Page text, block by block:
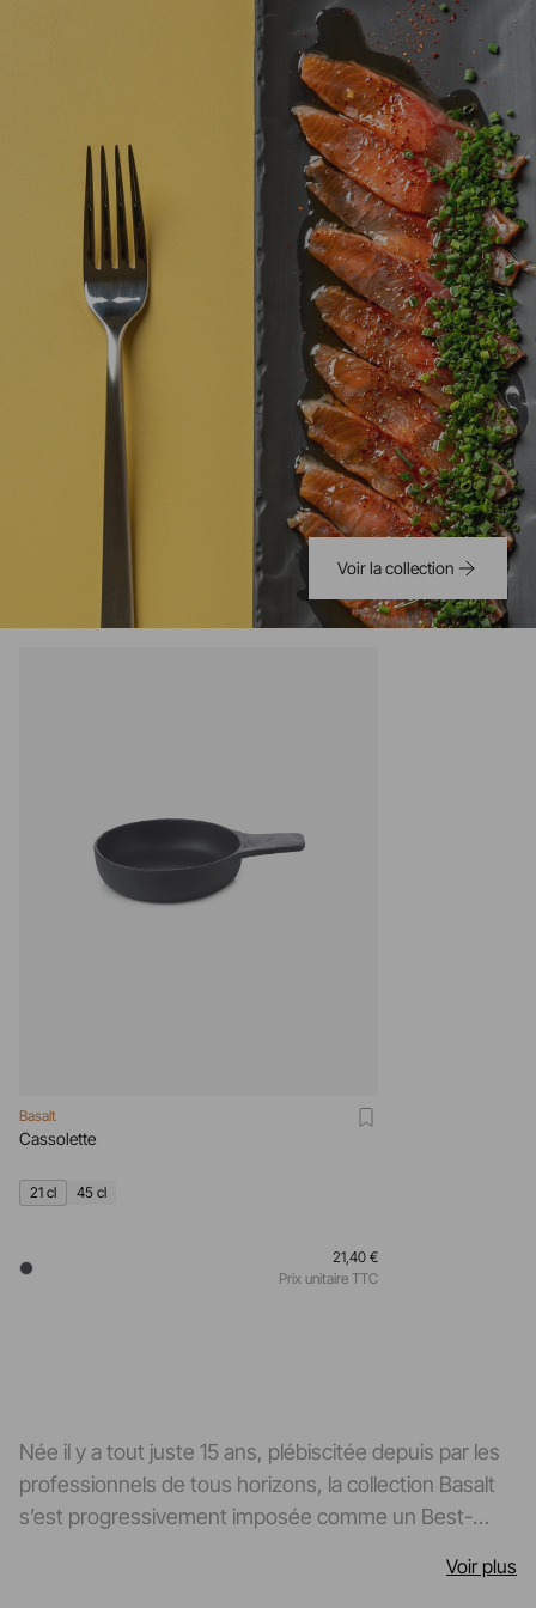
Voir la collection
Basalt
Cassolette
21 cl 45 cl
21,40 €
Prix unitaire TTC
Née il y a tout juste 15 ans, plébiscitée depuis par les
professionnels de tous horizons, la collection Basalt
s’est progressivement imposée comme un Best-
Voir plus